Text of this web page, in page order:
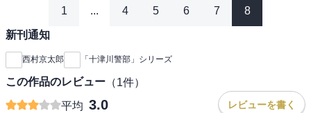
1 ... 4 5 6 7 8
新刊通知
西村京太郎 「十津川警部」シリーズ
この作品のレビュー （1件）
平均 3.0 レビューを書く